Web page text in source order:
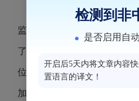
在福州市鼓楼区五四路新
监督管理局的工作人员热情
了“一品一码”全过程追溯体
位、目标原则等相关知识，
加直观与深入的了解。
检测到非
是否启用自
开启后5天内将文章内容
置语言的译文！